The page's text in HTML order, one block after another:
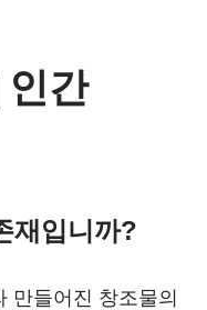
간
재입니까?
만들어진 창조물의